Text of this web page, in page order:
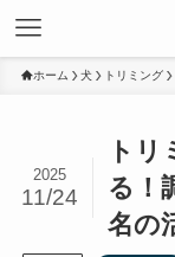
ホーム 犬 トリミング
ト
る！
名の
2025
11/24